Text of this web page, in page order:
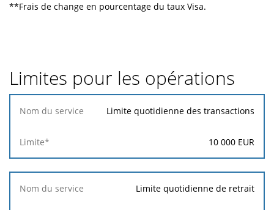
**Frais de change en pourcentage du taux Visa.
Limites pour les opérations
Nom
Limite quotidienne des transactions
10 000 EUR
Limite quotidienne de retrait